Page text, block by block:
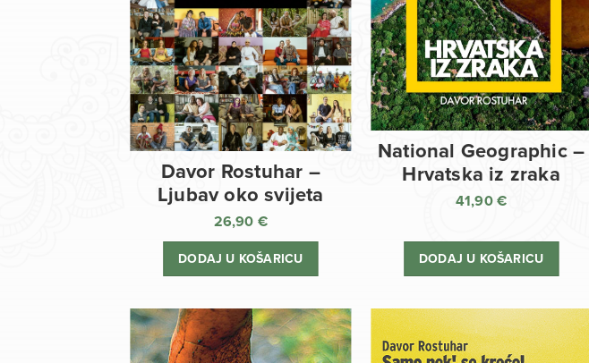
Davor Rostuhar –
Ljubav oko svijeta
26,90 €
DODAJ U KOŠARICU
National Geographic –
Hrvatska iz zraka
41,90€
DODAJ U KOŠARICU